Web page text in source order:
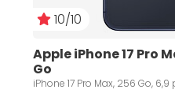
10/10
Apple iPhone 17 Pro
Go
iPhone 17 Pro Max, 256 Go,